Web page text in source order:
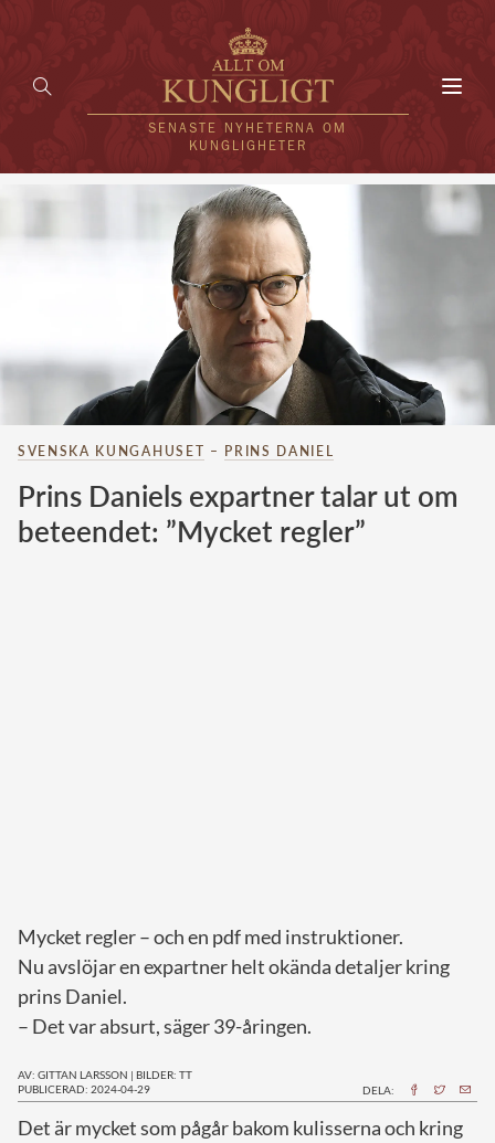
SENASTE NYHETERNA OM
KUNGLIGHETER
HEM
KUNGAFAMILJEN
UTLÄNDSKT
KÄNDISAR
VÄRLDENS KUNGAHUS
Svenska kungahuset
Brittiska kungahuset
Norska kungahuset
SVENSKA KUNGAHUSET – PRINS DANIEL
Prins Daniels expartner talar ut om
beteendet: ”Mycket regler”
Mycket regler – och en pdf med instruktioner.
Nu avslöjar en expartner helt okända detaljer kring
prins Daniel.
– Det var absurt, säger 39-åringen.
AV: GITTAN LARSSON | BILDER: TT
PUBLICERAD: 2024-04-29
DELA:
Det är mycket som pågår bakom kulisserna och kring